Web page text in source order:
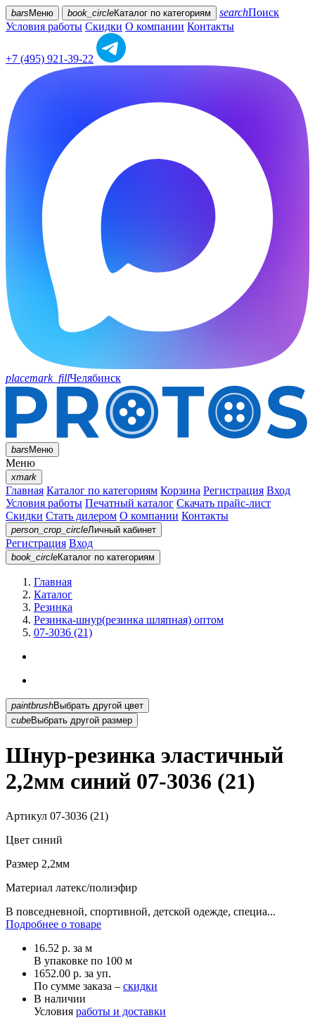
bars Меню book_circleКаталог по категориям searchПоиск
Условия работы Скидки О компании Контакты
+7 (495) 921-39-22
placemark_fillЧелябинск
barsМеню
Меню
xmark
Главная Каталог по категориям Корзина Регистрация Вход
Условия работы Печатный каталог Скачать прайс-лист
Скидки Стать дилером О компании Контакты
person_crop_circleЛичный кабинет
Регистрация Вход
book_circleКаталог по категориям
Главная
Каталог
Резинка
Резинка-шнур(резинка шляпная) оптом
07-3036 (21)
paintbrush
Выбрать другой цвет
cubeВыбрать другой размер
Шнур-резинка эластичный
2,2мм синий 07-3036 (21)
Артикул 07-3036 (21)
Цвет синий
Размер 2,2мм
Материал латекс/полиэфир
В повседневной, спортивной, детской одежде, специа...
Подробнее о товаре
16.52 р. за м
В упаковке по 100 м
1652.00 р. за уп.
По сумме заказа – скидки
В наличии
Условия работы и доставки